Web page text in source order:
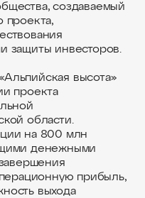
создаваемый
проекта,
защиты инвесторов.
высота»
проекта
области.
на 800 млн
денежными
прибыль,
выхода